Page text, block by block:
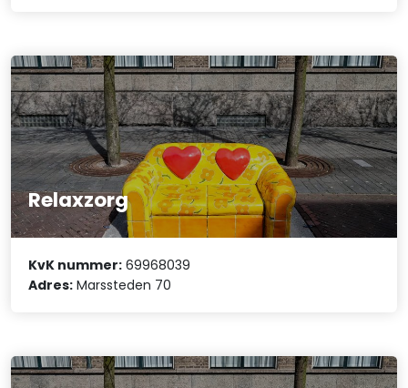
Relaxzorg
KvK nummer: 69968039
Adres: Marssteden 70